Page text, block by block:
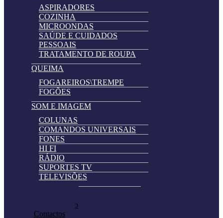
ASPIRADORES
COZINHA
MICROONDAS
SAÚDE E CUIDADOS
PESSOAIS
TRATAMENTO DE ROUPA
QUEIMA
FOGAREIROS\TREMPE
FOGÕES
SOM E IMAGEM
COLUNAS
COMANDOS UNIVERSAIS
FONES
HI FI
RÁDIO
SUPORTES TV
TELEVISÕES
Pedir Cotação
Contactos